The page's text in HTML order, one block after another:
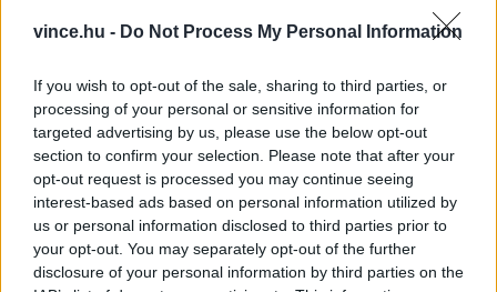
vince.hu - Do Not Process My Personal Information
If you wish to opt-out of the sale, sharing to third parties, or
processing of your personal or sensitive information for
targeted advertising by us, please use the below opt-out
section to confirm your selection. Please note that after your
opt-out request is processed you may continue seeing
interest-based ads based on personal information utilized by
us or personal information disclosed to third parties prior to
your opt-out. You may separately opt-out of the further
disclosure of your personal information by third parties on the
A gomba az elmúlt időszakban a vegánok,
is egyre gyakrabban szerepel. Mivel az összes
esszenciális aminosavat tartalmazza,
húshelyettesítés, alternatív élelmiszerek
előállítása terén sokan keresik alapanyagként a
gombát. Ezen felül a hazai gomba megfizethető,
helyben és fenntartható módon, korlátozott